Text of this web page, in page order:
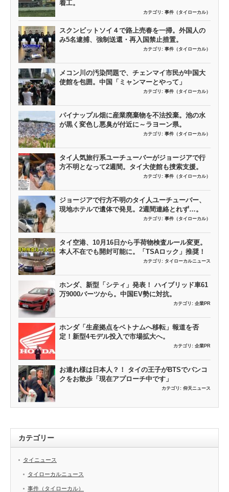
着工。
カテゴリ: 事件（タイローカル）
スクンビットソイ４で路上売春を一掃。外国人の
み5名逮捕、強制送還・再入国禁止措置。
カテゴリ: 事件（タイローカル）
メコン川の汚染問題で、チェンマイ市民が中国大
使館を包囲。中国「ミャンマーとやって」
カテゴリ: 事件（タイローカル）
パイナップル畑に産業廃棄物を不法投棄。池の水
が黒く変色し悪臭が付近に～ラヨーン県。
カテゴリ: 事件（タイローカル）
タイ人気旅行系ユーチューバーがジョージアで行
方不明となって2週間。タイ大使館も捜索支援。
カテゴリ: 事件（タイローカル）
ジョージアで行方不明のタイ人ユーチューバー、
現地ホテルで遺体で発見。2週間連絡とれず…。
カテゴリ: 事件（タイローカル）
タイ空港、10月16日から手荷物検査ルール変更。
本人不在でも開封可能に。「TSAロック」推奨！
カテゴリ: タイローカルニュース
ホンダ、新型「シティ」発表！ ハイブリッド車61
万9000バーツから。中国EV勢に対抗。
カテゴリ: 企業PR
ホンダ「生産拠点をベトナムへ移転」報道を否
定！新型4モデル投入で市場拡大へ。
カテゴリ: 企業PR
お連れ様は日本人？！ タイの王子がBTSでバンコ
クをお散歩「現在アプローチ中です」
カテゴリ: 仰天ニュース
カテゴリー
タイニュース
タイローカルニュース
事件（タイローカル）